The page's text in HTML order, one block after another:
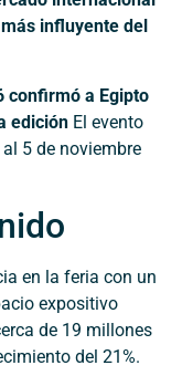
influyente del
confirmó a Egipto
edición El evento
5 de noviembre
en la feria con un
expositivo
de 19 millones
del 21%.